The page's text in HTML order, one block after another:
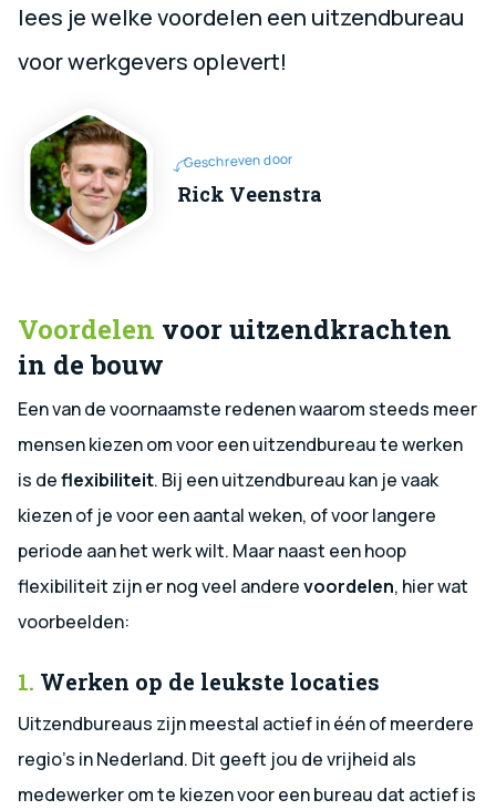
lees je welke voordelen een uitzendbureau
voor werkgevers oplevert!
Geschreven door
Rick Veenstra
Voordelen voor uitzendkrachten
in de bouw
Een van de voornaamste redenen waarom steeds meer
mensen kiezen om voor een uitzendbureau te werken
is deflexibiliteit. Bij een uitzendbureau kan je vaak
kiezen of je voor een aantal weken, of voor langere
periode aan het werk wilt. Maar naast een hoop
flexibiliteit zijn er nog veel anderevoordelen, hier wat
voorbeelden:
1. Werken op de leukste locaties
Uitzendbureaus zijn meestal actief in één of meerdere
regio’s in Nederland. Dit geeft jou de vrijheid als
medewerker om te kiezen voor een bureau dat actief is